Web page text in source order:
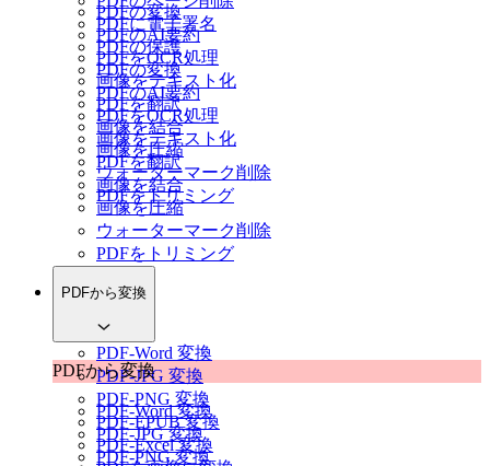
PDFの変換
PDFのAI要約
PDFをOCR処理
画像をテキスト化
PDFを翻訳
画像を結合
画像を圧縮
ウォーターマーク削除
PDFをトリミング
PDFに電子署名
PDFの保護
PDFの変換
PDFのAI要約
PDFをOCR処理
画像をテキスト化
PDFを翻訳
画像を結合
画像を圧縮
ウォーターマーク削除
PDFをトリミング
PDFから変換
PDF-Word 変換
PDF-JPG 変換
PDF-PNG 変換
PDF-EPUB 変換
PDF-Excel 変換
PDFから変換
PDF-Word 変換
PDF-JPG 変換
PDF-PNG 変換